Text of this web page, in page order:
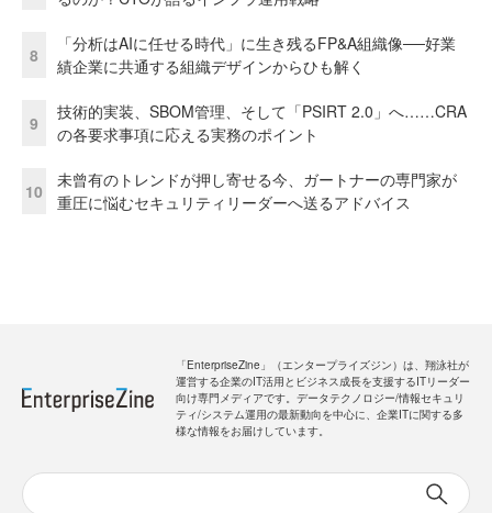
8
「分析はAIに任せる時代」に生き残るFP&A組織像──好業
績企業に共通する組織デザインからひも解く
9
技術的実装、SBOM管理、そして「PSIRT 2.0」へ……CRA
の各要求事項に応える実務のポイント
10
未曾有のトレンドが押し寄せる今、ガートナーの専門家が
重圧に悩むセキュリティリーダーへ送るアドバイス
「EnterpriseZine」（エンタープライズジン）は、翔泳社が
運営する企業のIT活用とビジネス成長を支援するITリーダー
向け専門メディアです。データテクノロジー/情報セキュリ
ティ/システム運用の最新動向を中心に、企業ITに関する多
様な情報をお届けしています。